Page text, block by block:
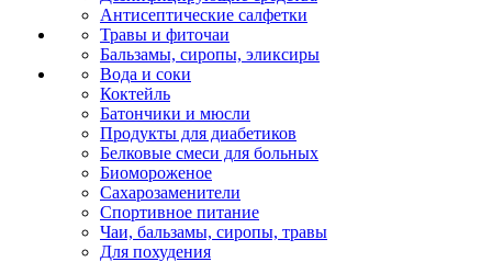
Антисептические салфетки
Травы и фиточаи
Бальзамы, сиропы, эликсиры
Вода и соки
Коктейль
Батончики и мюсли
Продукты для диабетиков
Белковые смеси для больных
Биомороженое
Сахарозаменители
Спортивное питание
Чаи, бальзамы, сиропы, травы
Для похудения